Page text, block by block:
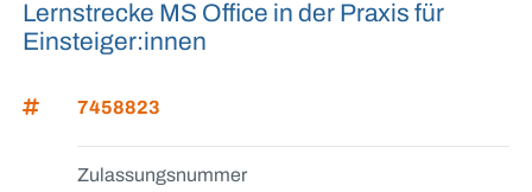
Lernstrecke MS Office in der Praxis für
Einsteiger:innen
7458823
Zulassungsnummer